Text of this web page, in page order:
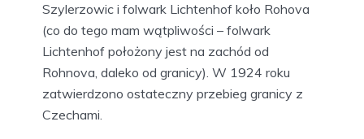
Szylerzowic i folwark Lichtenhof koło Rohova
(co do tego mam wątpliwości – folwark
Lichtenhof położony jest na zachód od
Rohnova, daleko od granicy). W 1924 roku
zatwierdzono ostateczny przebieg granicy z
Czechami.